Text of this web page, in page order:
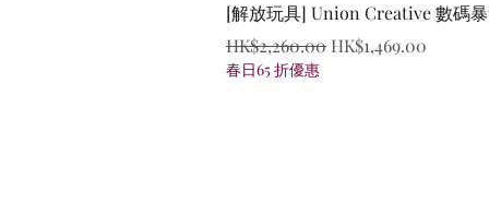
[解放玩具] Union Creative 數碼
一般價格
HK$2,260.00 促銷價格
HK$1,469.00
春日65 折優惠